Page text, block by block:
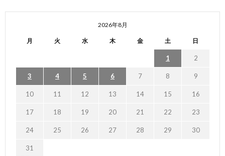
2026年8月
月 火 水 木 金 土 日
1 2
3 4 5 6 7 8 9
10 11 12 13 14 15 16
17 18 19 20 21 22 23
24 25 26 27 28 29 30
31